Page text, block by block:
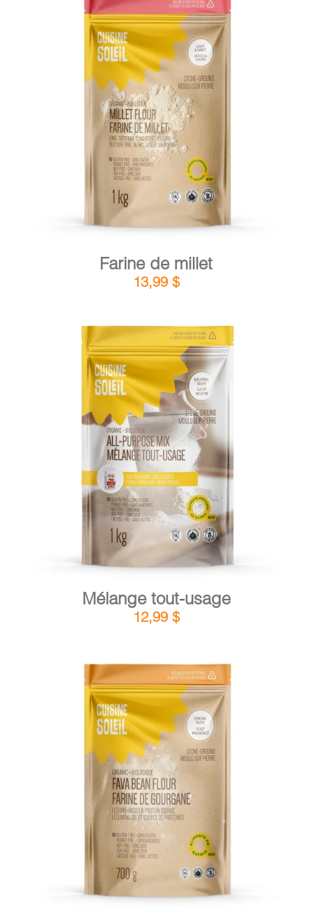
AJOUTER AU PANIER / DÉTAILS
Farine de millet
13,99 $
AJOUTER AU PANIER / DÉTAILS
Mélange tout-usage
12,99 $
AJOUTER AU PANIER /